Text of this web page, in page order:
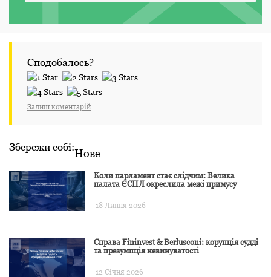
Сподобалось?
Залиш коментарій
Збережи собі:Нове
Коли парламент стає слідчим: Велика
палата ЄСПЛ окреслила межі примусу
18 Липня 2026
Справа Fininvest & Berlusconi: корупція судді
та презумпція невинуватості
12 Січня 2026